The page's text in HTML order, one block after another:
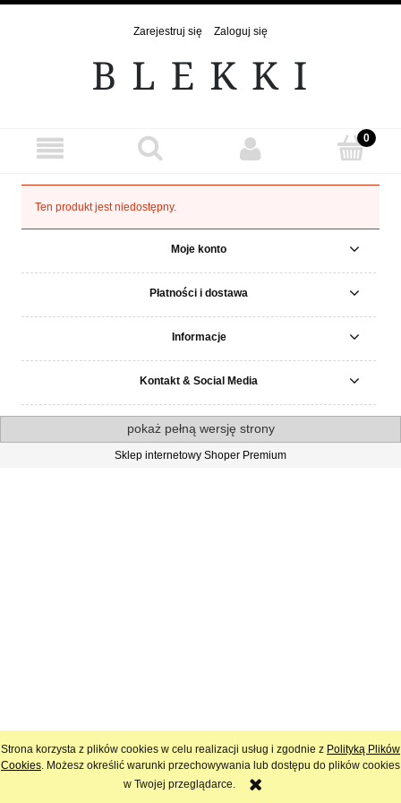
Strona korzysta z plików cookies w celu realizacji usług i zgodnie z Polityką Plików
Cookies. Możesz określić warunki przechowywania lub dostępu do plików cookies
w Twojej przeglądarce.
Zarejestruj się Zaloguj się
Ten produkt jest niedostępny.
Moje konto
Płatności i dostawa
Informacje
Kontakt & Social Media
pokaż pełną wersję strony
Sklep internetowy Shoper Premium